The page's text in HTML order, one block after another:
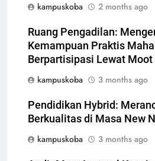
kampuskoba
2 months ago
Ruang Pengadilan:
Kemampuan Praktis
Berpartisipasi Lewat Moot
kampuskoba
3 months ago
Pendidikan Hybrid:
Berkualitas di Masa New
kampuskoba
3 months ago